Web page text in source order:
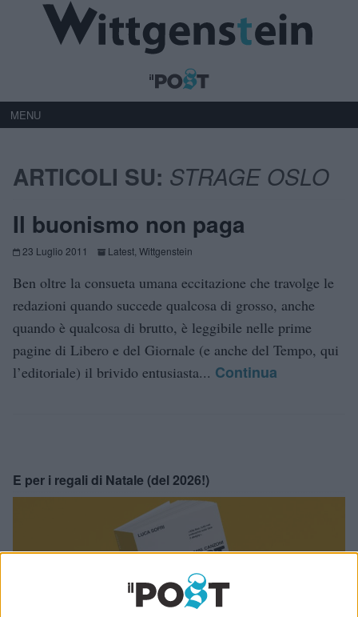
MENU
ARTICOLI SU: STRAGE OSLO
Il buonismo non paga
23 Luglio 2011 Latest Wittgenstein
Ben oltre la consueta umana eccitazione che travolge le
redazioni quando succede qualcosa di grosso, anche
quando è qualcosa di brutto, è leggibile nelle prime
pagine di Libero e del Giornale (e anche del Tempo, qui
l’editoriale) il brivido entusiasta... Continua
E per i regali di Natale (del 2026!)